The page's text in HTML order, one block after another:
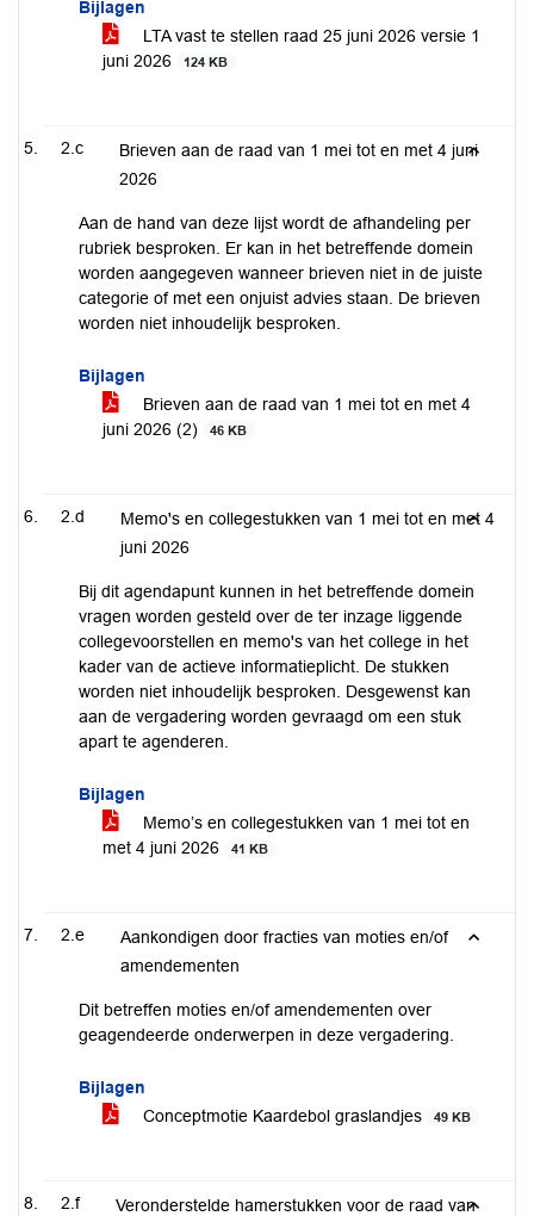
Bijlagen
LTA vast te stellen raad 25 juni 2026 versie 1
juni 2026
124 KB
2.c
Brieven aan de raad van 1 mei tot en met 4 juni
2026
Aan de hand van deze lijst wordt de afhandeling per
rubriek besproken. Er kan in het betreffende domein
worden aangegeven wanneer brieven niet in de juiste
categorie of met een onjuist advies staan. De brieven
worden niet inhoudelijk besproken.
Bijlagen
Brieven aan de raad van 1 mei tot en met 4
juni 2026 (2)
46 KB
2.d
Memo's en collegestukken van 1 mei tot en met 4
juni 2026
Bij dit agendapunt kunnen in het betreffende domein
vragen worden gesteld over de ter inzage liggende
collegevoorstellen en memo's van het college in het
kader van de actieve informatieplicht. De stukken
worden niet inhoudelijk besproken. Desgewenst kan
aan de vergadering worden gevraagd om een stuk
apart te agenderen.
Bijlagen
Memo’s en collegestukken van 1 mei tot en
met 4 juni 2026
41 KB
2.e
Aankondigen door fracties van moties en/of
amendementen
Dit betreffen moties en/of amendementen over
geagendeerde onderwerpen in deze vergadering.
Bijlagen
Conceptmotie Kaardebol graslandjes
49 KB
2.f
Veronderstelde hamerstukken voor de raad van